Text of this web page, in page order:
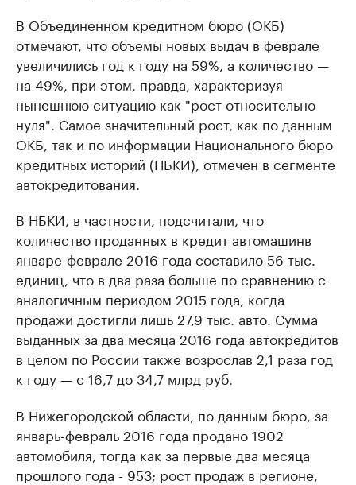
В Объединенном кредитном бюро (ОКБ)
отмечают, что объемы новых выдач в феврале
увеличились год к году на 59%, а количество —
на 49%, при этом, правда, характеризуя
нынешнюю ситуацию как "рост относительно
нуля". Самое значительный рост, как по данным
ОКБ, так и по информации Национального бюро
кредитных историй (НБКИ), отмечен в сегменте
автокредитования.
В НБКИ, в частности, подсчитали, что
количество проданных в кредит автомашинв
январе-феврале 2016 года составило 56 тыс.
единиц, что в два раза больше по сравнению с
аналогичным периодом 2015 года, когда
продажи достигли лишь 27,9 тыс. авто. Сумма
выданных за два месяца 2016 года автокредитов
в целом по России также возрослав 2,1 раза год
к году — с 16,7 до 34,7 млрд руб.
В Нижегородской области, по данным бюро, за
январь-февраль 2016 года продано 1902
автомобиля, тогда как за первые два месяца
прошлого года - 953; рост продаж в регионе,